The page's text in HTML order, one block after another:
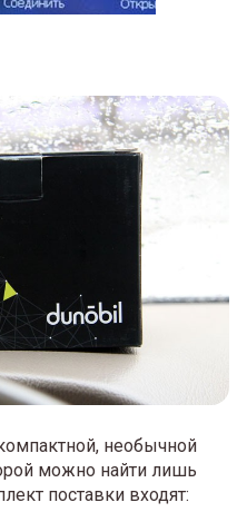
необычной
можно найти лишь
поставки входят: